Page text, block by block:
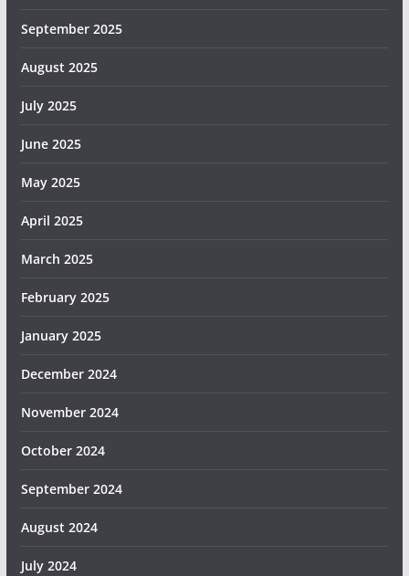
September 2025
August 2025
July 2025
June 2025
May 2025
April 2025
March 2025
February 2025
January 2025
December 2024
November 2024
October 2024
September 2024
August 2024
July 2024